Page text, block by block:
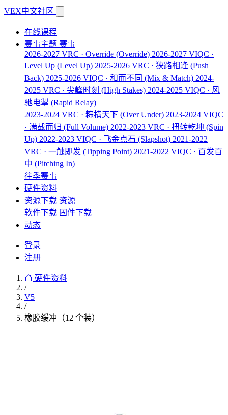
VEX中文社区
在线课程
赛事主题 赛事
2026-2027 VRC · Override (Override) 2026-2027 VIQC ·
Level Up (Level Up) 2025-2026 VRC · 狭路相逢 (Push
Back) 2025-2026 VIQC · 和而不同 (Mix & Match) 2024-
2025 VRC · 尖峰时刻 (High Stakes) 2024-2025 VIQC · 风
驰电掣 (Rapid Relay)
2023-2024 VRC · 粽横天下 (Over Under) 2023-2024 VIQC
· 满载而归 (Full Volume) 2022-2023 VRC · 扭转乾坤 (Spin
Up) 2022-2023 VIQC · 飞金点石 (Slapshot) 2021-2022
VRC · 一触即发 (Tipping Point) 2021-2022 VIQC · 百发百
中 (Pitching In)
往季赛事
硬件资料
资源下载 资源
软件下载 固件下载
动态
登录
注册
硬件资料
/
V5
/
橡胶缓冲（12 个装）